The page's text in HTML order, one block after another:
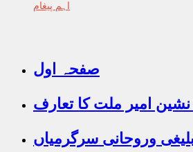
اہم پیغام
صفحہ اول
امیر ملت کا تعارف
وروحانی سرگرمیاں